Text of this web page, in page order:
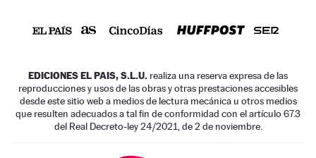
EDICIONES EL PAIS, S.L.U. realiza una reserva expresa de las
reproducciones y usos de las obras y otras prestaciones accesibles
desde este sitio web a medios de lectura mecánica u otros medios
que resulten adecuados a tal fin de conformidad con el artículo 67.3
del Real Decreto-ley 24/2021, de 2 de noviembre.